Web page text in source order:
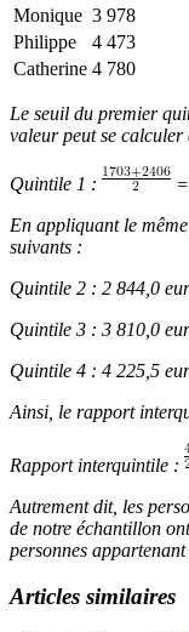
Monique 3 978
Philippe
4 473
Catherine 4 780
Le seuil du premier
valeur peut se calculer
Quintile 1 :
En appliquant le
suivants :
Quintile 2 : 2 844,0
Quintile 3 : 3 810,0
Quintile 4 : 4 225,5
Ainsi, le rapport
Rapport interquintile :
Autrement dit, les
de notre échantillon
personnes
Articles similaires